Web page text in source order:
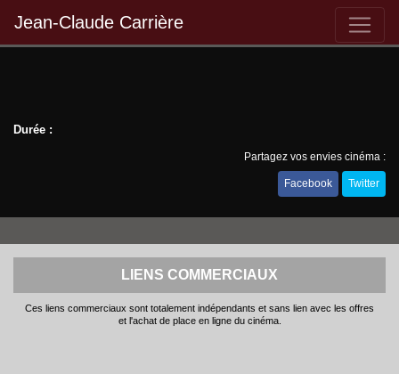
Jean-Claude Carrière
Durée :
Partagez vos envies cinéma :
Facebook Twitter
LIENS COMMERCIAUX
Ces liens commerciaux sont totalement indépendants et sans lien avec les offres
et l'achat de place en ligne du cinéma.